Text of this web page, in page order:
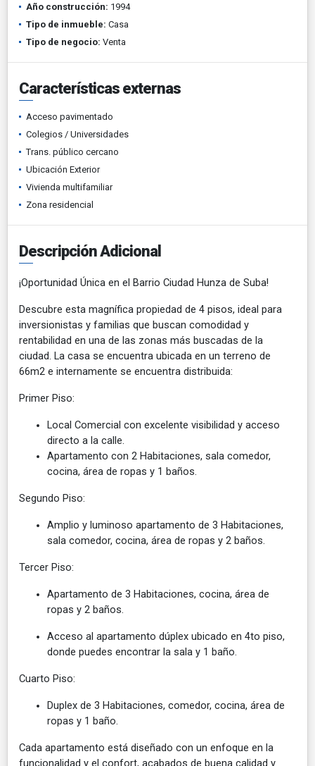
Año construcción: 1994
Tipo de inmueble: Casa
Tipo de negocio: Venta
Características externas
Acceso pavimentado
Colegios / Universidades
Trans. público cercano
Ubicación Exterior
Vivienda multifamiliar
Zona residencial
Descripción Adicional
¡Oportunidad Única en el Barrio Ciudad Hunza de Suba!
Descubre esta magnífica propiedad de 4 pisos, ideal para
inversionistas y familias que buscan comodidad y
rentabilidad en una de las zonas más buscadas de la
ciudad. La casa se encuentra ubicada en un terreno de
66m2 e internamente se encuentra distribuida:
Primer Piso:
Local Comercial con excelente visibilidad y acceso
directo a la calle.
Apartamento con 2 Habitaciones, sala comedor,
cocina, área de ropas y 1 baños.
Segundo Piso:
Amplio y luminoso apartamento de 3 Habitaciones,
sala comedor, cocina, área de ropas y 2 baños.
Tercer Piso:
Apartamento de 3 Habitaciones, cocina, área de
ropas y 2 baños.
Acceso al apartamento dúplex ubicado en 4to piso,
donde puedes encontrar la sala y 1 baño.
Cuarto Piso:
Duplex de 3 Habitaciones, comedor, cocina, área de
ropas y 1 baño.
Cada apartamento está diseñado con un enfoque en la
funcionalidad y el confort, acabados de buena calidad y